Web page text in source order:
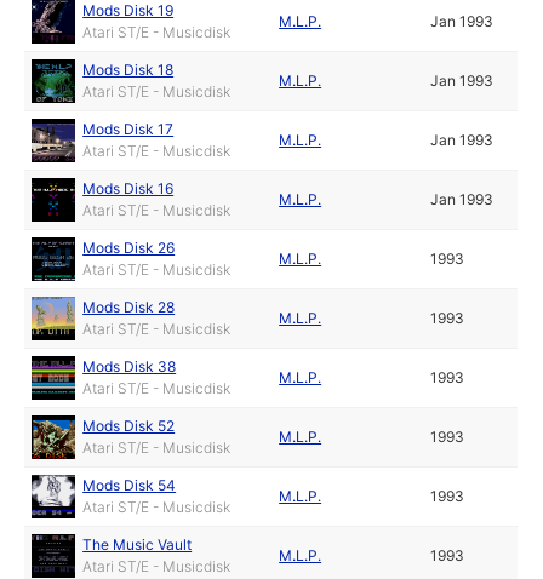
Mods Disk 19
Atari ST/E - Musicdisk
M.L.P. Jan 1993
Mods Disk 18
Atari ST/E - Musicdisk
M.L.P. Jan 1993
Mods Disk 17
Atari ST/E - Musicdisk
M.L.P. Jan 1993
Mods Disk 16
Atari ST/E - Musicdisk
M.L.P. Jan 1993
Mods Disk 26
Atari ST/E - Musicdisk
M.L.P. 1993
Mods Disk 28
Atari ST/E - Musicdisk
M.L.P. 1993
Mods Disk 38
Atari ST/E - Musicdisk
M.L.P. 1993
Mods Disk 52
Atari ST/E - Musicdisk
M.L.P. 1993
Mods Disk 54
Atari ST/E - Musicdisk
M.L.P. 1993
The Music Vault
Atari ST/E - Musicdisk
M.L.P. 1993